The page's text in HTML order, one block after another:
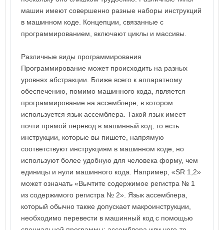
машин имеют совершенно разные наборы инструкций
в машинном коде. Концепции, связанные с
программированием, включают циклы и массивы.
Различные виды программирования
Программирование может происходить на разных
уровнях абстракции. Ближе всего к аппаратному
обеспечению, помимо машинного кода, является
программирование на ассемблере, в котором
используется язык ассемблера. Такой язык имеет
почти прямой перевод в машинный код, то есть
инструкции, которые вы пишете, напрямую
соответствуют инструкциям в машинном коде, но
используют более удобную для человека форму, чем
единицы и нули машинного кода. Например, «SR 1,2»
может означать «Вычтите содержимое регистра № 1
из содержимого регистра № 2». Язык ассемблера,
который обычно также допускает макроинструкции,
необходимо перевести в машинный код с помощью